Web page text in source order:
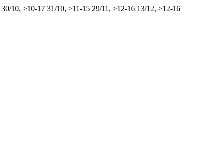
30/10, >10-17 31/10, >11-15 29/11, >12-16 13/12, >12-16